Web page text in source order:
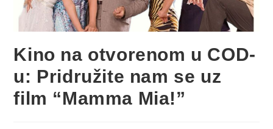
Kino na otvorenom u COD-
u: Pridružite nam se uz
film “Mamma Mia!”